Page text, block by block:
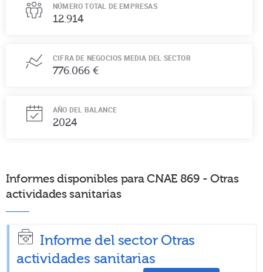
NÚMERO TOTAL DE EMPRESAS
12.914
CIFRA DE NEGOCIOS MEDIA DEL SECTOR
776.066 €
AÑO DEL BALANCE
2024
Informes disponibles para CNAE 869 - Otras
actividades sanitarias
Informe del sector Otras
actividades sanitarias